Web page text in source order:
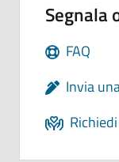
Segnala
FAQ
Invia